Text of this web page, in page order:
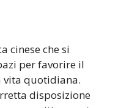
cinese che si
per favorire il
vita quotidiana.
disposizione